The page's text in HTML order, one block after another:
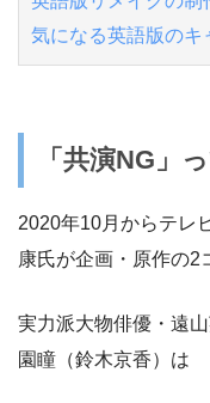
気になる英語版のキ
「共演NG」
2020年10月からテレ
康氏が企画・原作の2
実力派大物俳優・遠
園瞳（鈴木京香）は